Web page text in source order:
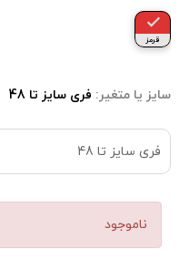
قرمز
سایز یا متغیر: فری سایز تا 48
فری سایز تا 48
ناموجود